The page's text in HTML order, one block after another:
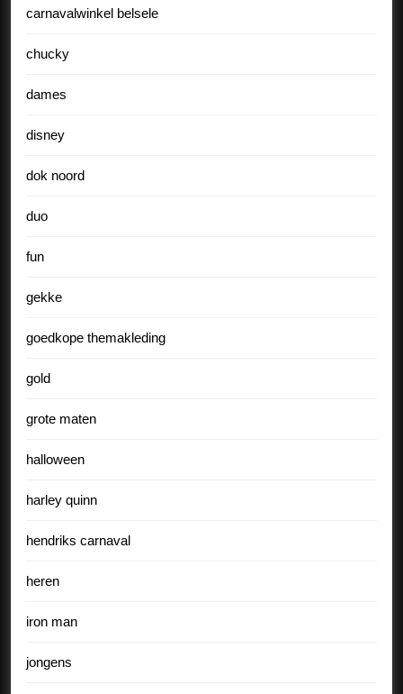
carnavalwinkel belsele
chucky
dames
disney
dok noord
duo
fun
gekke
goedkope themakleding
gold
grote maten
halloween
harley quinn
hendriks carnaval
heren
iron man
jongens